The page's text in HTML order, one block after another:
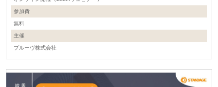
参加費
無料
主催
プルーヴ株式会社